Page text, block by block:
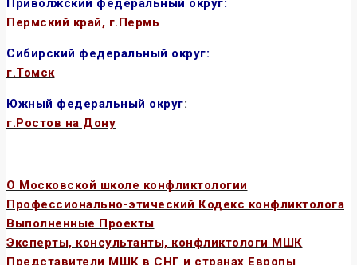
Приволжский федеральный округ:
Пермский край, г.Пермь
Сибирский федеральный округ:
г.Томск
Южный федеральный округ:
г.Ростов на Дону
О Московской школе конфликтологии
Профессионально-этический Кодекс конфликтолога
Выполненные Проекты
Эксперты, консультанты, конфликтологи МШК
Представители МШК в СНГ и странах Европы